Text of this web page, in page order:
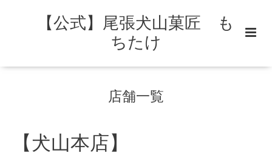
【公式】尾張犬山菓匠 も
ちたけ
店舗一覧
【犬山本店】